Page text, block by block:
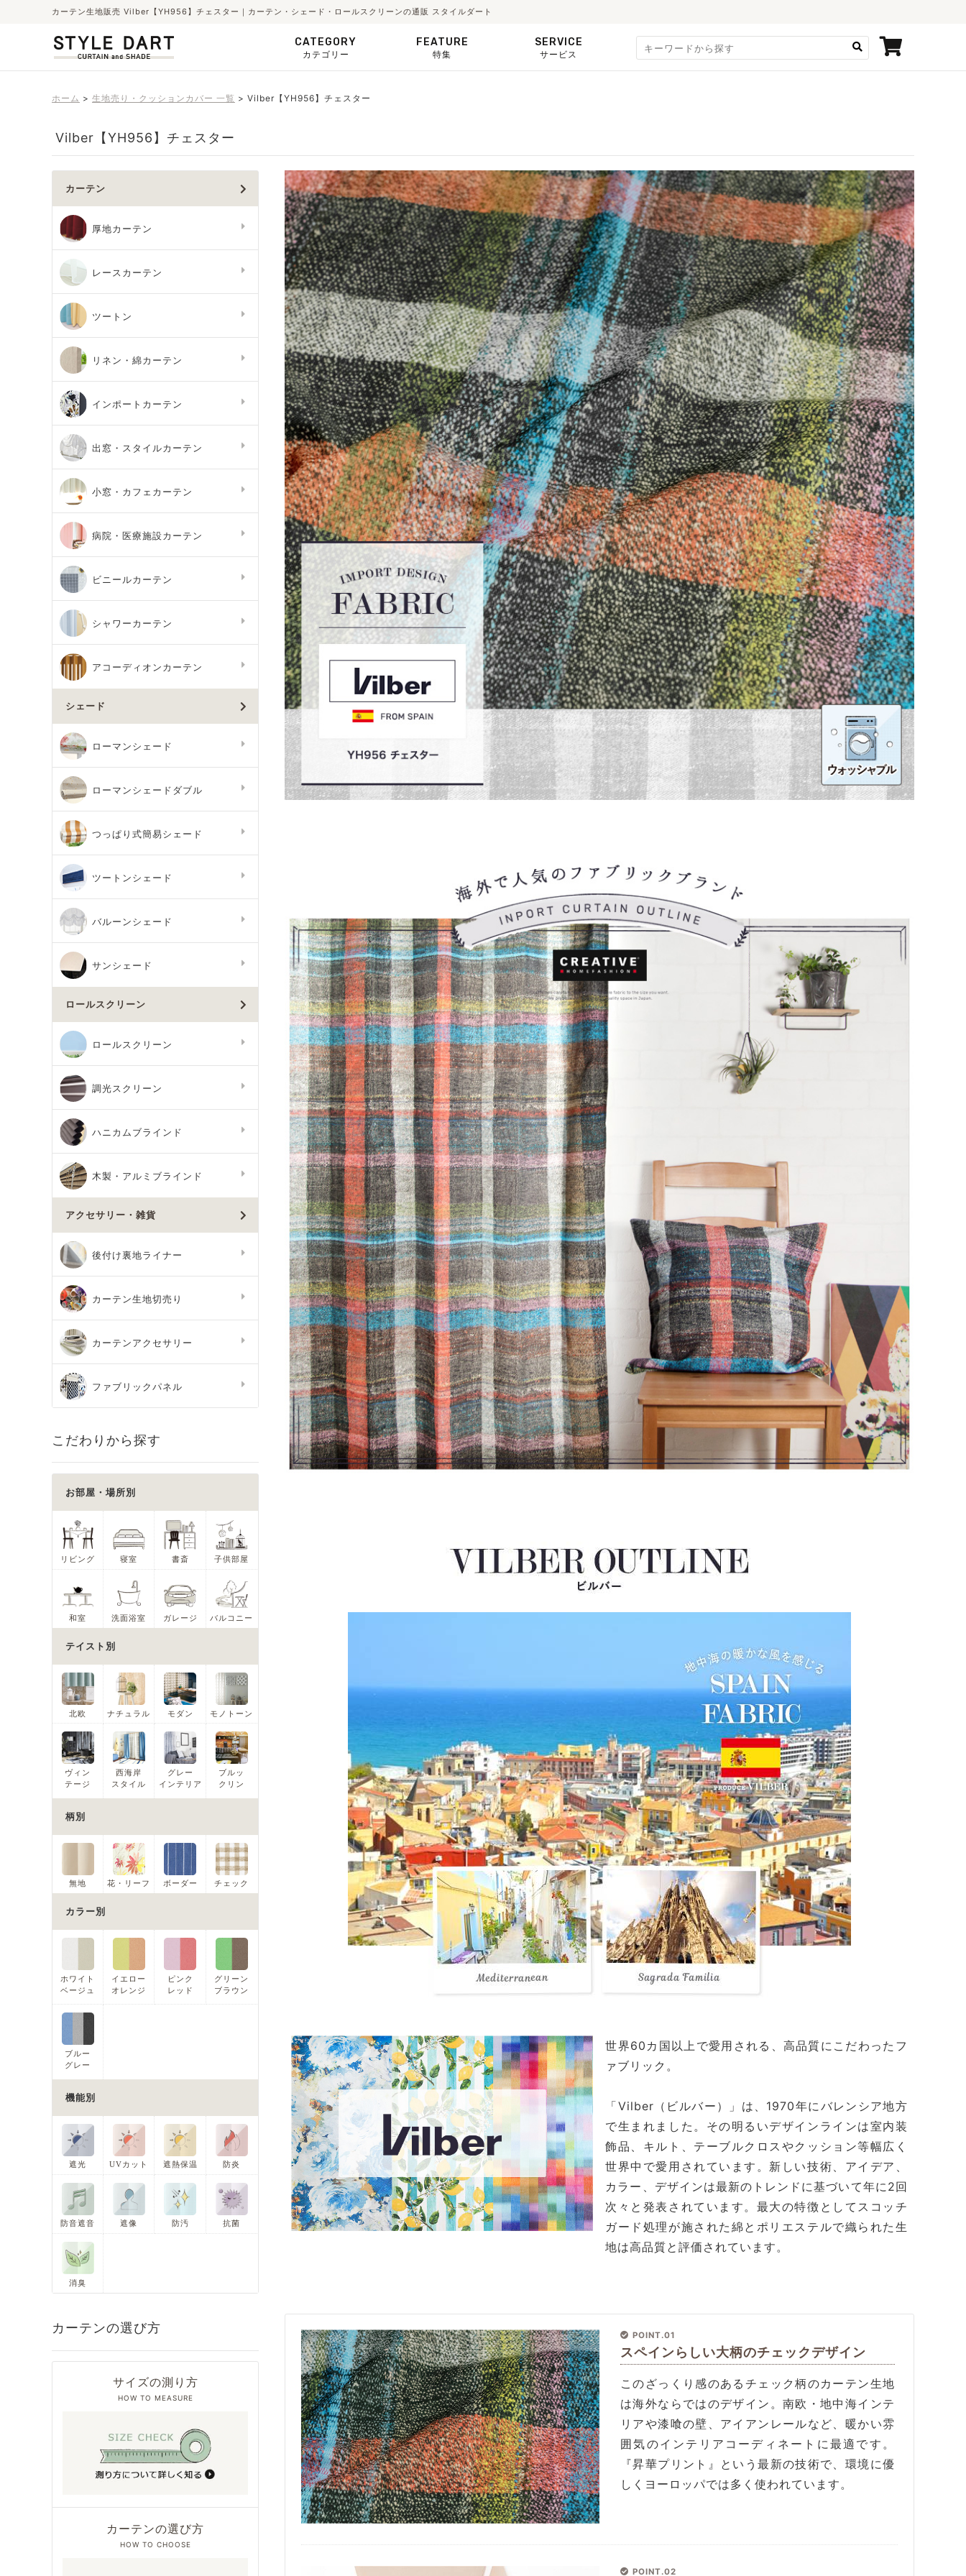
カーテン生地販売 Vilber【YH956】チェスター｜カーテン・シェード・ロールスクリーンの通販 スタイルダート
CATEGORY
カテゴリー
FEATURE
特集
SERVICE
サービス
ホーム 生地売り・クッションカバー 一覧 Vilber【YH956】チェスター
Vilber【YH956】チェスター
世界60カ国以上で愛用される、高品質にこだわったフ
ァブリック。
「Vilber（ビルバー）」は、1970年にバレンシア地方
で生まれました。その明るいデザインラインは室内装
飾品、キルト、テーブルクロスやクッション等幅広く
世界中で愛用されています。新しい技術、アイデア、
カラー、デザインは最新のトレンドに基づいて年に2回
次々と発表されています。最大の特徴としてスコッチ
ガード処理が施された綿とポリエステルで織られた生
地は高品質と評価されています。
POINT.01
スペインらしい大柄のチェックデザイン
このざっくり感のあるチェック柄のカーテン生地
は海外ならではのデザイン。南欧・地中海インテ
リアや漆喰の壁、アイアンレールなど、暖かい雰
囲気のインテリアコーディネートに最適です。
『昇華プリント』という最新の技術で、環境に優
しくヨーロッパでは多く使われています。
POINT.02
カーテン
厚地カーテン
レースカーテン
ツートン
リネン・綿カーテン
インポートカーテン
出窓・スタイルカーテン
小窓・カフェカーテン
病院・医療施設カーテン
ビニールカーテン
シャワーカーテン
アコーディオンカーテン
シェード
ローマンシェード
ローマンシェードダブル
つっぱり式簡易シェード
ツートンシェード
バルーンシェード
サンシェード
ロールスクリーン
ロールスクリーン
調光スクリーン
ハニカムブラインド
木製・アルミブラインド
アクセサリー・雑貨
後付け裏地ライナー
カーテン生地切売り
カーテンアクセサリー
ファブリックパネル
こだわりから探す
お部屋・場所別
リビング 寝室 書斎 子供部屋
和室 洗面浴室 ガレージ バルコニー
テイスト別
北欧 ナチュラル モダン モノトーン
ヴィン
テージ
西海岸
スタイル
グレー
インテリア
ブルッ
クリン
柄別
無地 花・リーフ ボーダー チェック
カラー別
ホワイト
ベージュ
イエロー
オレンジ
ピンク
レッド
グリーン
ブラウン
ブルー
グレー
機能別
遮光 UVカット 遮熱保温 防炎
防音遮音 遮像 防汚 抗菌
消臭
カーテンの選び方
サイズの測り方
HOW TO MEASURE
カーテンの選び方
HOW TO CHOOSE